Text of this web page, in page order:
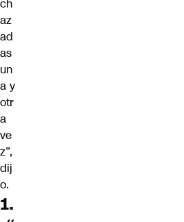
ch
az
ad
as
un
a y
otr
a
ve
z”,
dij
o.
1.